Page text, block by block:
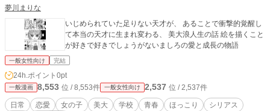
夢川まりな
いじめられていた足りない天才が、 あることで衝撃的覚醒し
て本当の天才に生まれ変わる、 美大浪人生の話 絵を描くこと
が好きで好きでしょうがないましろの愛と成長の物語
一般女性向け 完結
24h.ポイント 0pt
一般漫画 8,553 位 / 8,553件 一般女性向け 2,537 位 / 2,537件
日常 恋愛 女の子 美大 学校 青春 ほっこり
シリアス